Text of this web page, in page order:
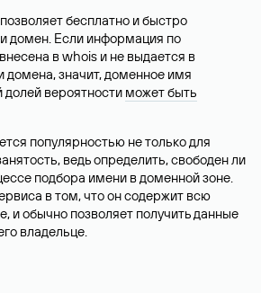
бесплатно и быстро
домен. Если информация по
в whois и не выдается в
домена, значит, доменное имя
вероятности может быть
популярностью не только для
ведь определить, свободен ли
подбора имени в доменной зоне.
в том, что он содержит всю
и обычно позволяет получить данные
владельце.